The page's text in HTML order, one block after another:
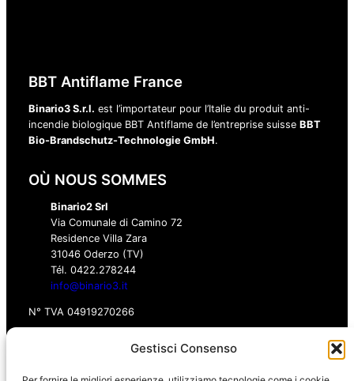
Gestisci Consenso
BBT Antiflame France
Binario3 S.r.l. est l’importateur pour l’Italie du produit anti-
incendie biologique BBT Antiflame de l’entreprise suisse BBT
Bio-Brandschutz-Technologie GmbH.
OÙ NOUS SOMMES
Binario2 Srl
Via Comunale di Camino 72
Residence Villa Zara
31046 Oderzo (TV)
Tél. 0422.278244‬
info@binario3.it
N° TVA 04919270266